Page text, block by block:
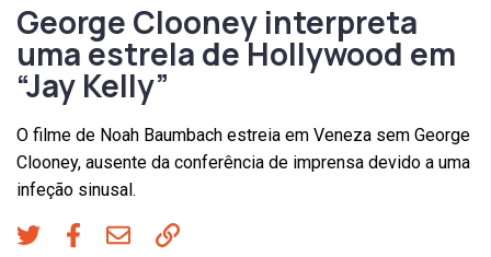
George Clooney interpreta
uma estrela de Hollywood em
“Jay Kelly”
O filme de Noah Baumbach estreia em Veneza sem George
Clooney, ausente da conferência de imprensa devido a uma
infeção sinusal.